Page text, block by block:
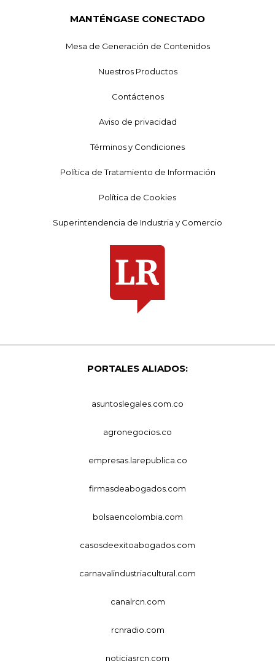
MANTÉNGASE CONECTADO
Mesa de Generación de Contenidos
Nuestros Productos
Contáctenos
Aviso de privacidad
Términos y Condiciones
Política de Tratamiento de Información
Política de Cookies
Superintendencia de Industria y Comercio
PORTALES ALIADOS:
asuntoslegales.com.co
agronegocios.co
empresas.larepublica.co
firmasdeabogados.com
bolsaencolombia.com
casosdeexitoabogados.com
carnavalindustriacultural.com
canalrcn.com
rcnradio.com
noticiasrcn.com